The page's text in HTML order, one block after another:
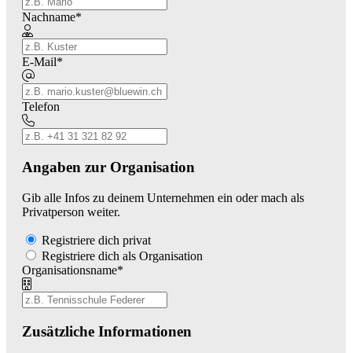
Nachname*
E-Mail*
Telefon
Angaben zur Organisation
Gib alle Infos zu deinem Unternehmen ein oder mach als
Privatperson weiter.
Registriere dich privat
Registriere dich als Organisation
Organisationsname*
Zusätzliche Informationen